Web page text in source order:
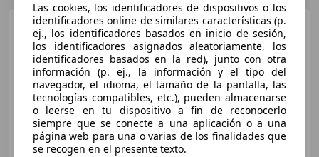
MINI Cooper S
CountrymanAUT. 184
€ 12.490
Sin
comparación
11/2011 120.368 km Gasolina 135 kW (184 CV)
Las cookies, los identificadores de dispositivos o los
identificadores online de similares características (p.
ej., los identificadores basados en inicio de sesión,
los identificadores asignados aleatoriamente, los
identificadores basados en la red), junto con otra
información (p. ej., la información y el tipo del
navegador, el idioma, el tamaño de la pantalla, las
tecnologías compatibles, etc.), pueden almacenarse
o leerse en tu dispositivo a fin de reconocerlo
siempre que se conecte a una aplicación o a una
página web para una o varias de los finalidades que
se recogen en el presente texto.